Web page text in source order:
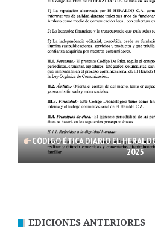
CÓDIGO ÉTICA DIARIO EL
2025
EDICIONES ANTERIORES